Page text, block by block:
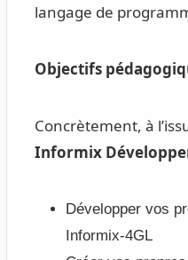
langage de
Objectifs
Concrètement, à
Informix
Développer vos
Informix-4GL